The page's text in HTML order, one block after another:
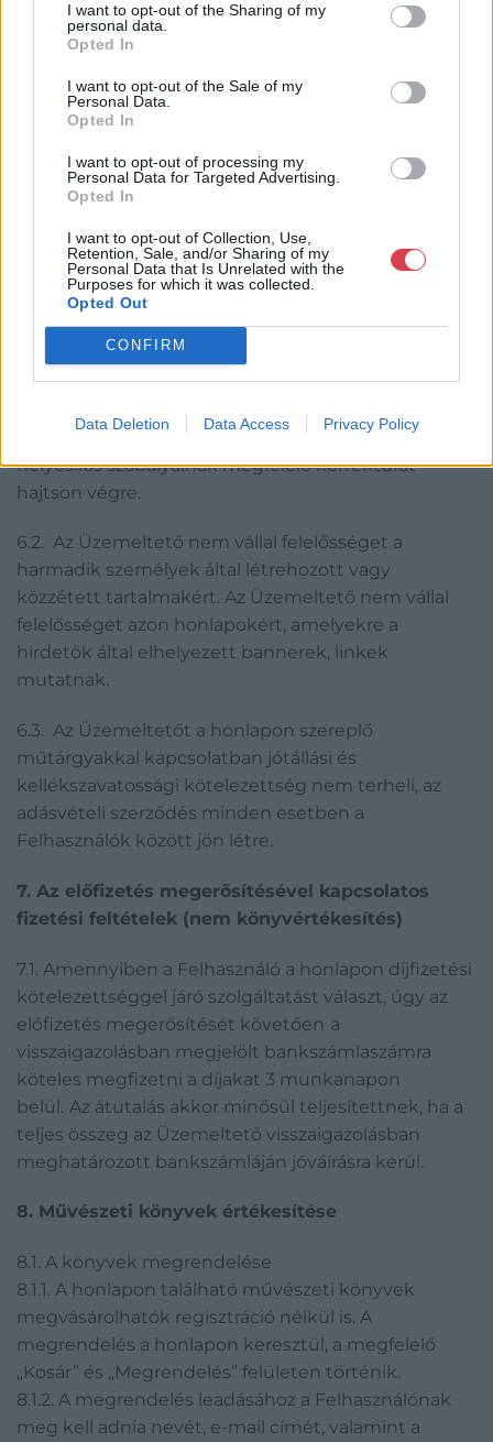
I want to opt-out of the Sharing of my
personal data.
Opted In
I want to opt-out of the Sale of my
Personal Data.
Opted In
I want to opt-out of processing my
Personal Data for Targeted Advertising.
Opted In
I want to opt-out of Collection, Use,
Retention, Sale, and/or Sharing of my
Personal Data that Is Unrelated with the
Purposes for which it was collected.
Opted Out
CONFIRM
Data Deletion Data Access Privacy Policy
adatkezelési cél megszűnt.
6. A honlapon szereplő műtárgyak
6.1. Az Üzemeltető nem vállal felelősséget a
műtárgyakkal kapcsolatban a honlapon feltüntetett
információk és adatok, műszaki paraméterek és
egyéb jellemzők valóságáért és pontosságáért. Az
hogy a műtárgyak eredetiségét vizsgálja, azonban
fenntartja magának a jogot, hogy a honlapról
eltávolítsa a jelen ÁSZF-be ütköző hirdetéseket,
illetve a lopott, hamis, illetve nem odaillő
műtárgyakat, tartalmakat. Az eltávolítás esetén az
Üzemeltető a kifizetett díjak időben arányos részét
fenntartja a jogot, hogy a hirdetéseken a magyar
helyesírás szabályainak megfelelő korrektúrát
hajtson végre.
6.2. Az Üzemeltető nem vállal felelősséget a
harmadik személyek által létrehozott vagy
közzétett tartalmakért. Az Üzemeltető nem vállal
felelősséget azon honlapokért, amelyekre a
hirdetők által elhelyezett bannerek, linkek
mutatnak.
6.3. Az Üzemeltetőt a honlapon szereplő
műtárgyakkal kapcsolatban jótállási és
kellékszavatossági kötelezettség nem terheli, az
adásvételi szerződés minden esetben a
Felhasználók között jön létre.
7. Az előfizetés megerősítésével kapcsolatos
fizetési feltételek (nem könyvértékesítés)
7.1. Amennyiben a Felhasználó a honlapon díjfizetési
kötelezettséggel járó szolgáltatást választ, úgy az
előfizetés megerősítését követően a
visszaigazolásban megjelölt bankszámlaszámra
köteles megfizetni a díjakat 3 munkanapon
belül. Az átutalás akkor minősül teljesítettnek, ha a
teljes összeg az Üzemeltető visszaigazolásban
meghatározott bankszámláján jóváírásra kerül.
8. Művészeti könyvek értékesítése
8.1. A könyvek megrendelése
8.1.1. A honlapon található művészeti könyvek
megvásárolhatók regisztráció nélkül is. A
megrendelés a honlapon keresztül, a megfelelő
„Kosár” és „Megrendelés” felületen történik.
8.1.2. A megrendelés leadásához a Felhasználónak
meg kell adnia nevét, e-mail címét, valamint a